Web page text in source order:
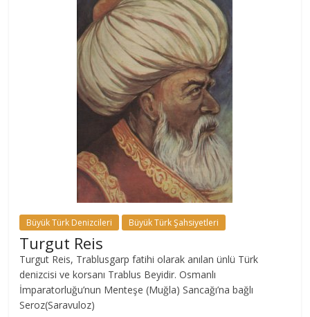
Büyük Türk Denizcileri Büyük Türk Şahsiyetleri
Turgut Reis
Turgut Reis, Trablusgarp fatihi olarak anılan ünlü Türk
denizcisi ve korsanı Trablus Beyidir. Osmanlı
İmparatorluğu’nun Menteşe (Muğla) Sancağı’na bağlı
Seroz(Saravuloz)